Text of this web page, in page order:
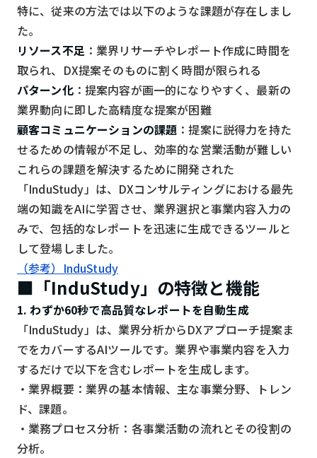
カメラ
Wi-Fi
SaaS
AI
おすすめ
SIM
スマホ
リセット
検索する
特に、従来の方法では以下のような課題が存在しまし
た。
リソース不足：業界リサーチやレポート作成に時間を
取られ、DX提案そのものに割く時間が限られる
パターン化：提案内容が画一的になりやすく、最新の
業界動向に即した高精度な提案が困難
顧客コミュニケーションの課題 ：提案に説得力を持た
せるための情報が不足し、効率的な営業活動が難しい
これらの課題を解決するために開発された
「InduStudy」は、DXコンサルティングにおける最先
端の知識をAIに学習させ、業界選択と事業内容入力の
みで、包括的なレポートを迅速に生成できるツールと
して登場しました。
（参考）InduStudy
■「InduStudy」の特徴と機能
1. わずか60秒で高品質なレポートを自動生成
「InduStudy」は、業界分析からDXアプローチ提案ま
でをカバーするAIツールです。業界や事業内容を入力
するだけで以下を含むレポートを生成します。
・業界概要：業界の基本情報、主な事業分野、トレン
ド、課題。
・業務プロセス分析：各事業活動の流れとその役割の
分析。